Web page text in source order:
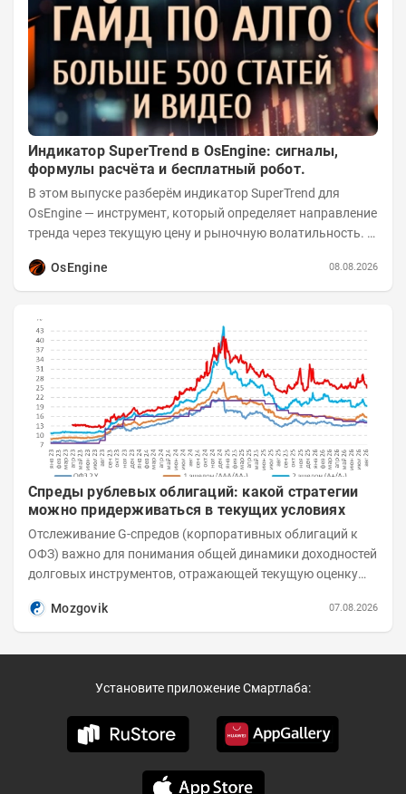
Индикатор SuperTrend в OsEngine: сигналы,
формулы расчёта и бесплатный робот.
В этом выпуске разберём индикатор SuperTrend для
OsEngine — инструмент, который определяет направление
тренда через текущую цену и рыночную волатильность. В
OsEngine
08.08.2026
Спреды рублевых облигаций: какой стратегии
можно придерживаться в текущих условиях
Отслеживание G-спредов (корпоративных облигаций к
ОФЗ) важно для понимания общей динамики доходностей
долговых инструментов, отражающей текущую оценку
Mozgovik
07.08.2026
Установите приложение Смартлаба: